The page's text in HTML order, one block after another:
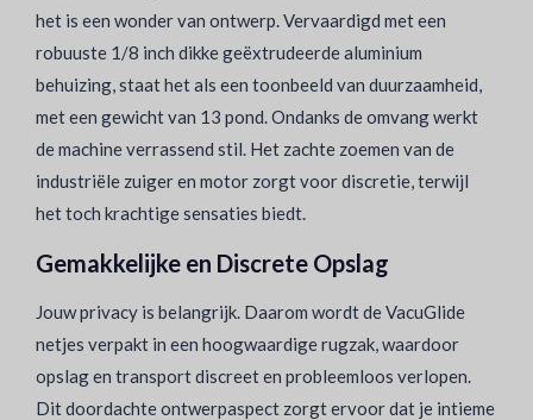
het is een wonder van ontwerp. Vervaardigd met een
robuuste 1/8 inch dikke geëxtrudeerde aluminium
behuizing, staat het als een toonbeeld van duurzaamheid,
met een gewicht van 13 pond. Ondanks de omvang werkt
de machine verrassend stil. Het zachte zoemen van de
industriële zuiger en motor zorgt voor discretie, terwijl
het toch krachtige sensaties biedt.
Gemakkelijke en Discrete Opslag
Jouw privacy is belangrijk. Daarom wordt de VacuGlide
netjes verpakt in een hoogwaardige rugzak, waardoor
opslag en transport discreet en probleemloos verlopen.
Dit doordachte ontwerpaspect zorgt ervoor dat je intieme